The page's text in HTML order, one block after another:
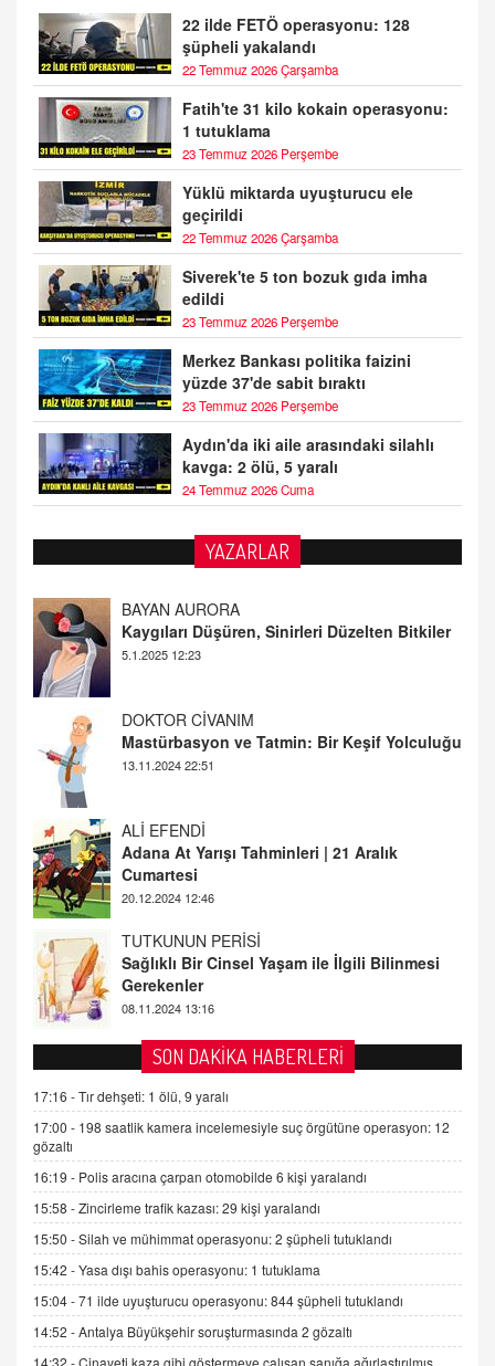
22 ilde FETÖ operasyonu: 128
şüpheli yakalandı
22 Temmuz 2026 Çarşamba
Fatih'te 31 kilo kokain operasyonu:
1 tutuklama
23 Temmuz 2026 Perşembe
Yüklü miktarda uyuşturucu ele
geçirildi
22 Temmuz 2026 Çarşamba
Siverek'te 5 ton bozuk gıda imha
edildi
23 Temmuz 2026 Perşembe
Merkez Bankası politika faizini
yüzde 37'de sabit bıraktı
23 Temmuz 2026 Perşembe
Aydın'da iki aile arasındaki silahlı
kavga: 2 ölü, 5 yaralı
24 Temmuz 2026 Cuma
YAZARLAR
DOKTOR CİVANIM
Mastürbasyon ve Tatmin: Bir Keşif Yolculuğu
13.11.2024 22:51
ALİ EFENDİ
Adana At Yarışı Tahminleri | 21 Aralık
Cumartesi
TUTKUNUN PERİSİ
Sağlıklı Bir Cinsel Yaşam ile İlgili Bilinmesi
Gerekenler
08.11.2024 13:16
FARUK ÖNALAN
Tezkere Onaylanmasaydı…
2 Kasım 2021 Salı 00:11
AV. DOĞAN CAN DOĞAN
Kişisel verilerin korunması ve dijital hukukun
gelişimi
15.09.2025 16:17
SEHER EREK
Kış Ayları Geldi, Hangi Önlemler Alınmalı?
9.12.2025 10:11
İNCİ GÜL AKÖL
Trump Keşke Adana'yı da Ziyaret Etse...
06.07.2026 13:00
SON DAKİKA HABERLERİ
17:16 -Tır dehşeti: 1 ölü, 9 yaralı
17:00 - 198 saatlik kamera incelemesiyle suç örgütüne operasyon: 12
gözaltı
16:19 - Polis aracına çarpan otomobilde 6 kişi yaralandı
15:58 -Zincirleme trafik kazası: 29 kişi yaralandı
15:50 -Silah ve mühimmat operasyonu: 2 şüpheli tutuklandı
15:42 -Yasa dışı bahis operasyonu: 1 tutuklama
15:04 -71 ilde uyuşturucu operasyonu: 844 şüpheli tutuklandı
14:52 -Antalya Büyükşehir soruşturmasında 2 gözaltı